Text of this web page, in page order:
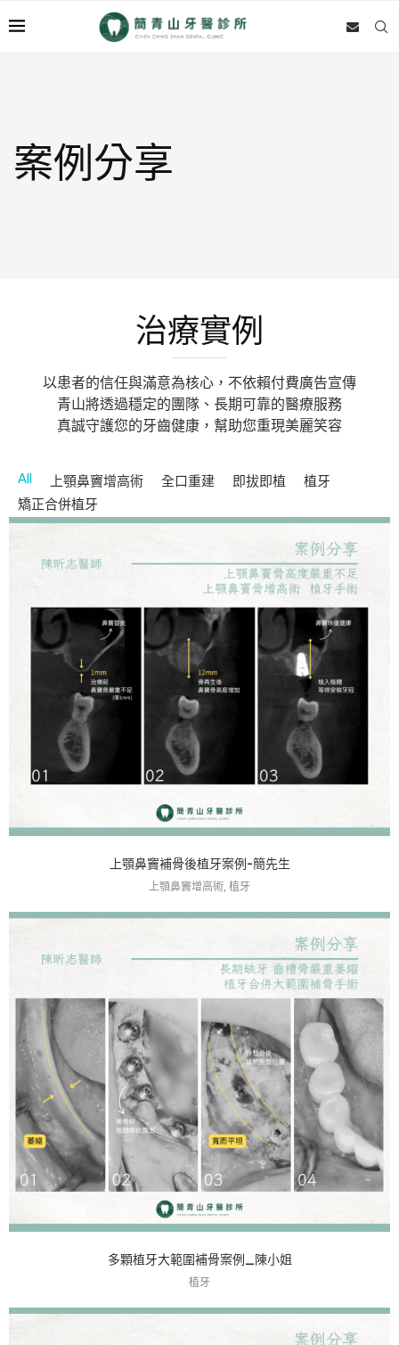
案例分享
治療實例
以患者的信任與滿意為核心，不依賴付費廣告宣傳
青山將透過穩定的團隊、長期可靠的醫療服務
真誠守護您的牙齒健康，幫助您重現美麗笑容
All 上顎鼻竇增高術 全口重建 即拔即植
植牙
矯正合併植牙
上顎鼻竇補骨後植牙案例-簡先生
上顎鼻竇增高術, 植牙
多顆植牙大範圍補骨案例_陳小姐
植牙